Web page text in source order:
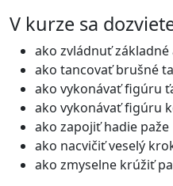
V kurze sa
ako zvládnuť
ako tancovať brušné
ako vykonávať figúru
ako vykonávať figúru
ako zapojiť hadie paže
ako nacvičiť veselý
ako zmyselne krúžiť